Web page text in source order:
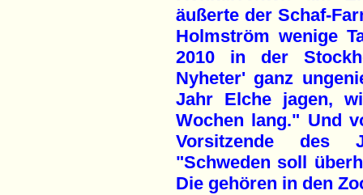
äußerte der Schaf-
Holmström wenige
2010 in der
Nyheter' ganz
Jahr Elche jagen,
Wochen lang." Und
Vorsitzende des
"Schweden soll
Die gehören in den